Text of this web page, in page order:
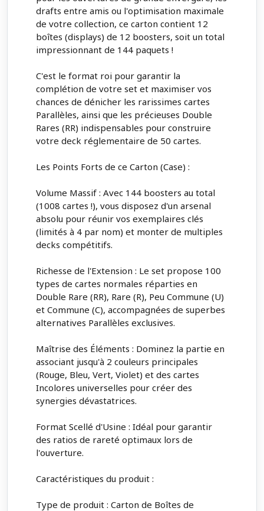
drafts entre amis ou l'optimisation maximale
de votre collection, ce carton contient 12
boîtes (displays) de 12 boosters, soit un total
impressionnant de 144 paquets !
C'est le format roi pour garantir la
complétion de votre set et maximiser vos
chances de dénicher les rarissimes cartes
Parallèles, ainsi que les précieuses Double
Rares (RR) indispensables pour construire
votre deck réglementaire de 50 cartes.
Les Points Forts de ce Carton (Case) :
Volume Massif : Avec 144 boosters au total
(1008 cartes !), vous disposez d'un arsenal
absolu pour réunir vos exemplaires clés
(limités à 4 par nom) et monter de multiples
decks compétitifs.
Richesse de l'Extension : Le set propose 100
types de cartes normales réparties en
Double Rare (RR), Rare (R), Peu Commune (U)
et Commune (C), accompagnées de superbes
alternatives Parallèles exclusives.
Maîtrise des Éléments : Dominez la partie en
associant jusqu'à 2 couleurs principales
(Rouge, Bleu, Vert, Violet) et des cartes
Incolores universelles pour créer des
synergies dévastatrices.
Format Scellé d'Usine : Idéal pour garantir
des ratios de rareté optimaux lors de
l'ouverture.
Caractéristiques du produit :
Type de produit : Carton de Boîtes de